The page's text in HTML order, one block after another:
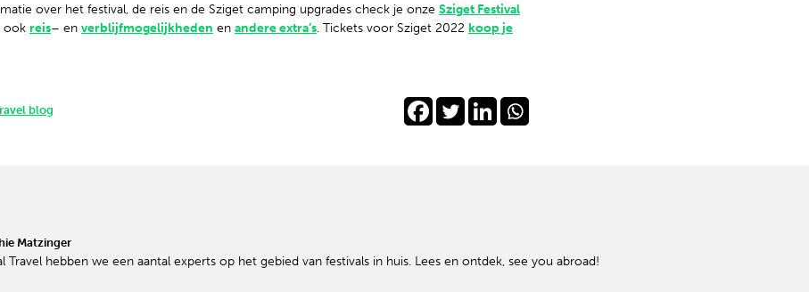
over het festival, de reis en de Sziget camping upgrades check je onze Sziget Festival
ook reis– en verblijfmogelijkheden en andere extra’s. Tickets voor Sziget 2022 koop je
blog
Matzinger
Travel hebben we een aantal experts op het gebied van festivals in huis. Lees en ontdek, see you abroad!